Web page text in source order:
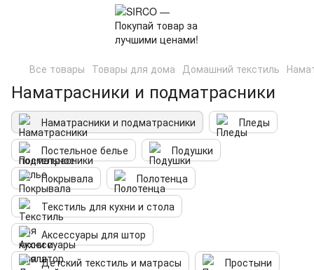
Все товары Товары для дома Домашний текстиль
Наматрасники и подматрасники
Наматрасники и подматрасники
Пледы
Постельное белье
Подушки
Покрывала
Полотенца
Текстиль для кухни и стола
Аксессуары для штор
Детский текстиль и матрасы
Простыни